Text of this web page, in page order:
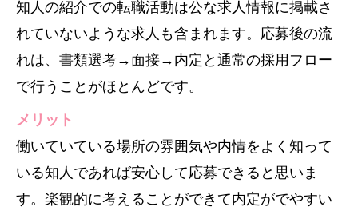
知人の紹介での転職活動は公な求人情報に掲載さ
れていないような求人も含まれます。応募後の流
れは、書類選考→面接→内定と通常の採用フロー
で行うことがほとんどです。
メリット
働いていている場所の雰囲気や内情をよく知って
いる知人であれば安心して応募できると思いま
す。楽観的に考えることができて内定がでやすい